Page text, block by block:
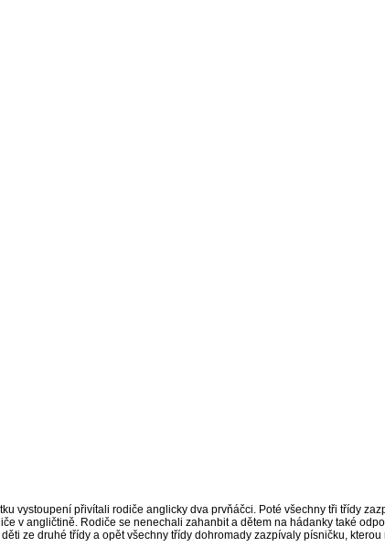
vystoupení přivítali rodiče anglicky dva prvňáčci. Poté všechny tři třídy
v angličtině. Rodiče se nenechali zahanbit a dětem na hádanky také
ze druhé třídy a opět všechny třídy dohromady zazpívaly písničku,